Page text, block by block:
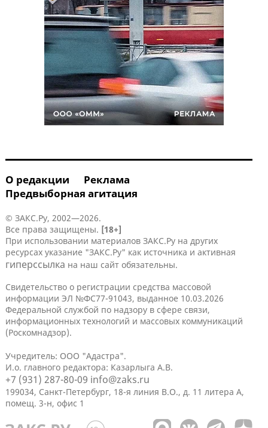
О редакции
Реклама
Предвыборная агитация
© ЗАКС.Ру, 2002—2026.
Все права защищены. [18+]
При использовании материалов ЗАКС.Ру на других
ресурсах указание "ЗАКС.Ру" как источника и активная
гиперссылка на наш сайт обязательны.
Свидетельство о регистрации средства массовой
информации ЭЛ №ФС77-91043, выданное 10.03.2026
Федеральной службой по надзору в сфере связи,
информационных технологий и массовых коммуникаций
(Роскомнадзор).
Учредитель: ООО "Адастра".
И.о. главного редактора: Казарлыга А.В.
+7 (931) 287-80-09 info@zaks.ru
199034, Санкт-Петербург, 18-я линия В.О., д. 11 литера А,
помещ. 3-н, офис 1